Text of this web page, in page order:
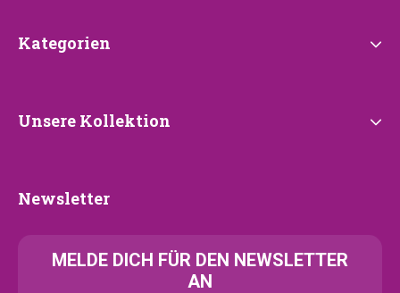
Kategorien
Kategorien
Unsere
Unsere Kollektion
Newsletter
Newsletter
MELDE DICH FÜR DEN NEWSLETTER
AN